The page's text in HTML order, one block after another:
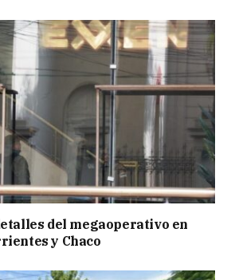
del megaoperativo en
y Chaco